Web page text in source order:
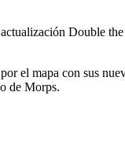
Double
el mapa con sus
de Morps.